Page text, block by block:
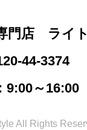
門店 ライ
44-3374
9:00～16:00
All Rights